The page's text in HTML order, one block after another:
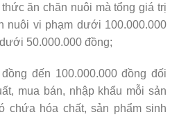
ăn chăn nuôi mà tổng giá trị
nuôi vi phạm dưới 100.000.000
50.000.000 đồng;
đến 100.000.000 đồng đối
mua bán, nhập khẩu mỗi sản
chứa hóa chất, sản phẩm sinh